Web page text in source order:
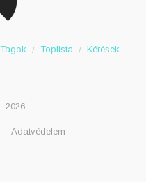
Tagok Toplista Kérések
2026
Adatvédelem